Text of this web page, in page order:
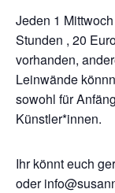
Jeden 1
Stunden , 20
vorhanden,
Leinwände
sowohl für
Künstler*innen.
Ihr könnt euch
oder